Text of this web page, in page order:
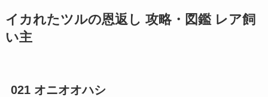
イカれたツルの恩返し 攻略・図鑑 レア飼
い主
021 オニオオハシ